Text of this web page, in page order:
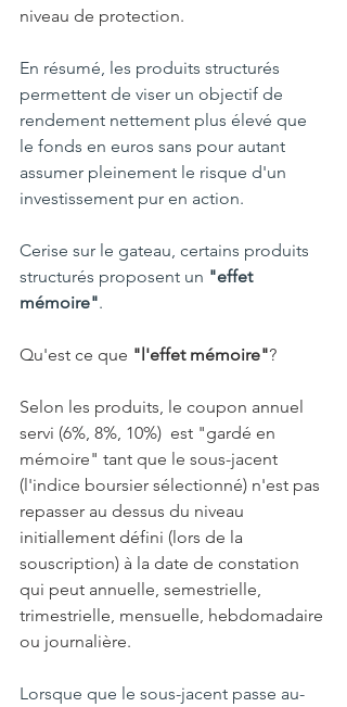
niveau de protection.
En résumé, les produits structurés
permettent de viser un objectif de
rendement nettement plus élevé que
le fonds en euros sans pour autant
assumer pleinement le risque d'un
investissement pur en action.
Cerise sur le gateau, certains produits
structurés proposent un "effet
mémoire".
Qu'est ce que "l'effet mémoire"?
Selon les produits, le coupon annuel
servi (6%, 8%, 10%)  est "gardé en
mémoire" tant que le sous-jacent
(l'indice boursier sélectionné) n'est pas
repasser au dessus du niveau
initiallement défini (lors de la
souscription) à la date de constation
qui peut annuelle, semestrielle,
trimestrielle, mensuelle, hebdomadaire
ou journalière.
Lorsque que le sous-jacent passe au-